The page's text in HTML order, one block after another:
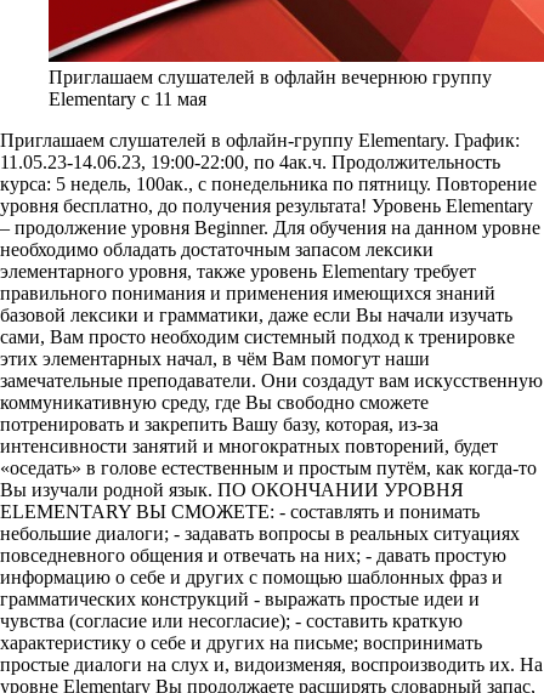
Приглашаем слушателей в офлайн вечернюю группу
Elementary с 11 мая
Приглашаем слушателей в офлайн-группу Elementary. График:
11.05.23-14.06.23, 19:00-22:00, по 4ак.ч. Продолжительность
курса: 5 недель, 100ак., с понедельника по пятницу. Повторение
уровня бесплатно, до получения результата! Уровень Elementary
– продолжение уровня Beginner. Для обучения на данном уровне
необходимо обладать достаточным запасом лексики
элементарного уровня, также уровень Elementary требует
правильного понимания и применения имеющихся знаний
базовой лексики и грамматики, даже если Вы начали изучать
сами, Вам просто необходим системный подход к тренировке
этих элементарных начал, в чём Вам помогут наши
замечательные преподаватели. Они создадут вам искусственную
коммуникативную среду, где Вы свободно сможете
потренировать и закрепить Вашу базу, которая, из-за
интенсивности занятий и многократных повторений, будет
«оседать» в голове естественным и простым путём, как когда-то
Вы изучали родной язык. ПО ОКОНЧАНИИ УРОВНЯ
ELEMENTARY ВЫ СМОЖЕТЕ: - составлять и понимать
небольшие диалоги; - задавать вопросы в реальных ситуациях
повседневного общения и отвечать на них; - давать простую
информацию о себе и других с помощью шаблонных фраз и
грамматических конструкций - выражать простые идеи и
чувства (согласие или несогласие); - составить краткую
характеристику о себе и других на письме; воспринимать
простые диалоги на слух и, видоизменяя, воспроизводить их. На
уровне Elementary Вы продолжаете расширять словарный запас,